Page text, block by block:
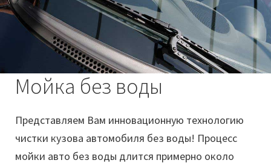
Мойка без воды
Представляем Вам инновационную технологию
чистки кузова автомобиля без воды! Процесс
мойки авто без воды длится примерно около